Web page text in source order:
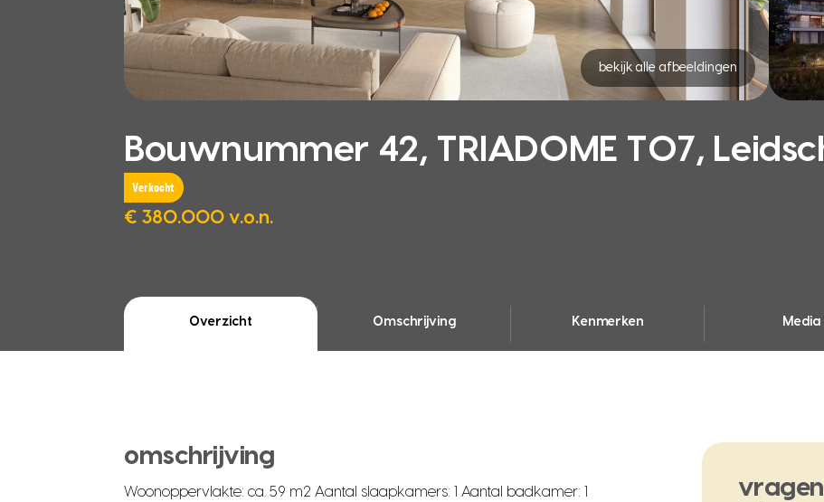
bekijk alle afbeeldingen
Bouwnummer 42, TRIADOME T07,
Verkocht
€ 380.000 v.o.n.
Overzicht Omschrijving Kenmerken Media
omschrijving
Woonoppervlakte: ca. 59 m2 Aantal slaapkamers: 1 Aantal badkamer: 1